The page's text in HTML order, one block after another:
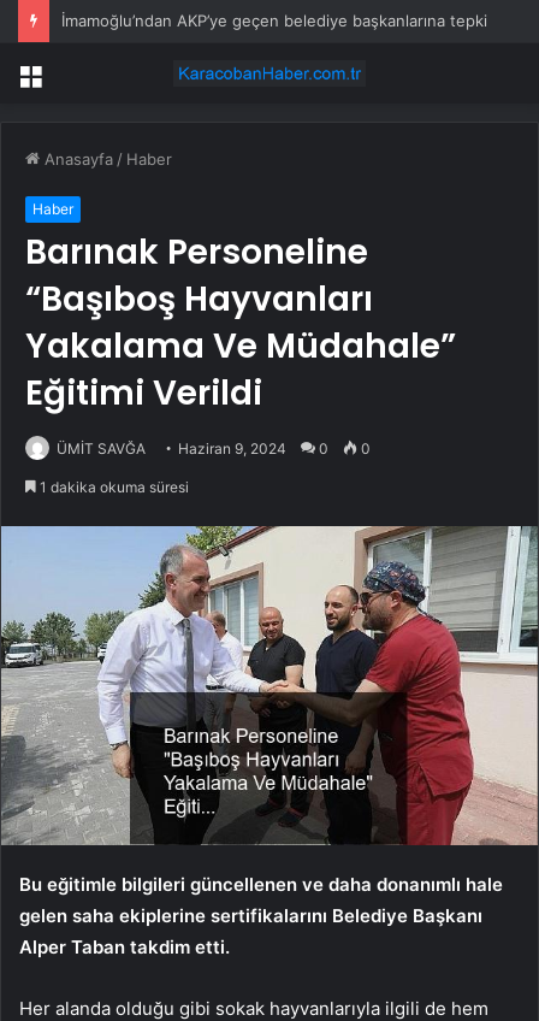
İmamoğlu’ndan AKP’ye geçen belediye başkanlarına tepki
Menü
Anasayfa / Haber
Haber
Barınak Personeline
“Başıboş Hayvanları
Yakalama Ve Müdahale”
Eğitimi Verildi
ÜMİT SAVĞA Haziran 9, 2024 0 0
1 dakika okuma süresi
Bu eğitimle bilgileri güncellenen ve daha donanımlı hale
gelen saha ekiplerine sertifikalarını Belediye Başkanı
Alper Taban takdim etti.
Her alanda olduğu gibi sokak hayvanlarıyla ilgili de hem